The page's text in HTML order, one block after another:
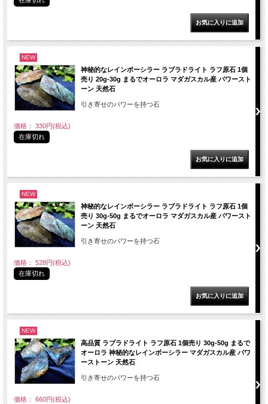
NEW
神秘的なレインボーシラー ラブラドライト ラフ原石 1個
売り 20g-30g まるでオーロラ マダガスカル産 パワースト
ーン 天然石
引き寄せのパワーを持つ石
価格： 330円(税込)
在庫切れ
NEW
神秘的なレインボーシラー ラブラドライト ラフ原石 1個
売り 30g-50g まるでオーロラ マダガスカル産 パワースト
ーン 天然石
引き寄せのパワーを持つ石
価格： 528円(税込)
在庫切れ
NEW
高品質 ラブラドライト ラフ原石 1個売り 30g-50g まるで
オーロラ 神秘的なレインボーシラー マダガスカル産 パワ
ーストーン 天然石
引き寄せのパワーを持つ石
価格： 660円(税込)